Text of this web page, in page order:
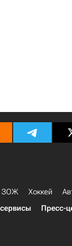
ЗОЖ Хоккей
Пресс-